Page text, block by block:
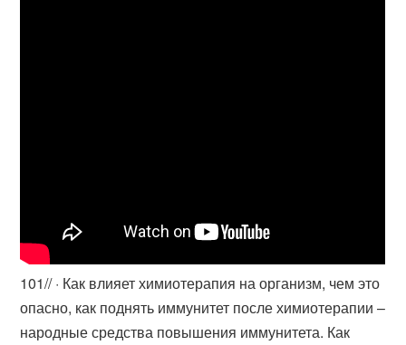
10‏‏/1‏‏/ · Как влияет химиотерапия на организм, чем это
опасно, как поднять иммунитет после химиотерапии –
народные средства повышения иммунитета. Как